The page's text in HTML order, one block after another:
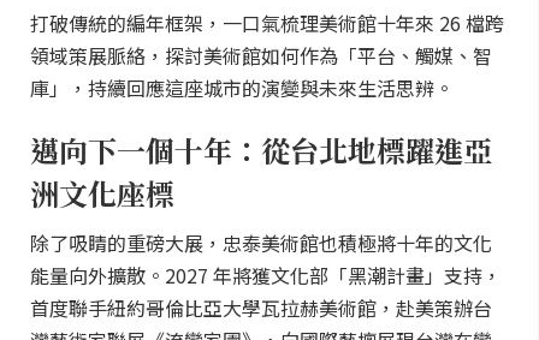
打破傳統的編年框架，一口氣梳理美術館十年來 26 檔跨
領域策展脈絡，探討美術館如何作為「平台、觸媒、智
庫」，持續回應這座城市的演變與未來生活思辨。
邁向下一個十年：從台北地標躍進亞
洲文化座標
除了吸睛的重磅大展，忠泰美術館也積極將十年的文化
能量向外擴散。2027 年將獲文化部「黑潮計畫」支持，
首度聯手紐約哥倫比亞大學瓦拉赫美術館，赴美策辦台